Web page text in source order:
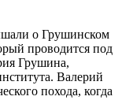
о Грушинском
проводится под
Грушина,
Валерий
похода, когда